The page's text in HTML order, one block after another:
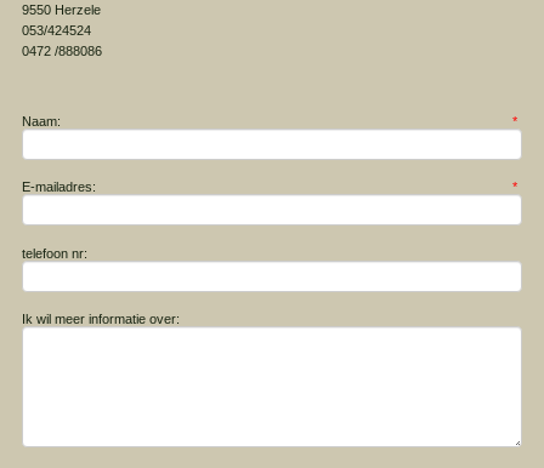
9550 Herzele
053/424524
0472 /888086
Naam: *
E-mailadres: *
telefoon nr:
Ik wil meer informatie over: